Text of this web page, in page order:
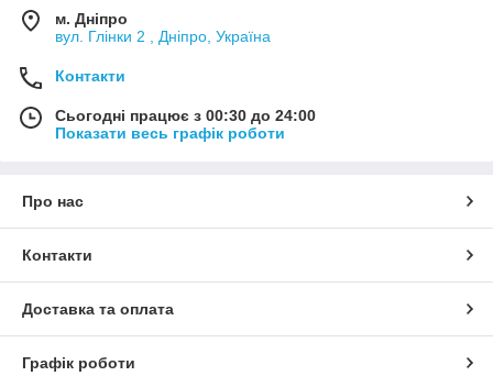
м. Дніпро
вул. Глінки 2 , Дніпро, Україна
Контакти
Сьогодні працює з 00:30 до 24:00
Показати весь графік роботи
Про нас
Контакти
Доставка та оплата
Графік роботи